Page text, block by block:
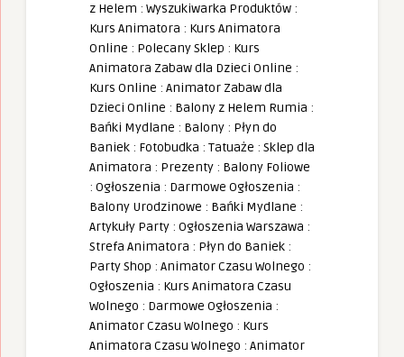
z Helem : Wyszukiwarka Produktów :
Kurs Animatora : Kurs Animatora
Online : Polecany Sklep : Kurs
Animatora Zabaw dla Dzieci Online :
Kurs Online : Animator Zabaw dla
Dzieci Online : Balony z Helem Rumia :
Bańki Mydlane : Balony : Płyn do
Baniek : Fotobudka : Tatuaże : Sklep dla
Animatora : Prezenty : Balony Foliowe
: Ogłoszenia : Darmowe Ogłoszenia :
Balony Urodzinowe : Bańki Mydlane :
Artykuły Party : Ogłoszenia Warszawa :
Strefa Animatora : Płyn do Baniek :
Party Shop : Animator Czasu Wolnego :
Ogłoszenia : Kurs Animatora Czasu
Wolnego : Darmowe Ogłoszenia :
Animator Czasu Wolnego : Kurs
Animatora Czasu Wolnego : Animator